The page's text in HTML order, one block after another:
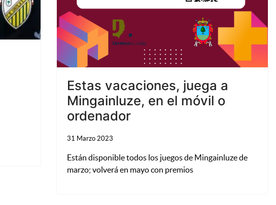
Estas vacaciones, juega a
Mingainluze, en el móvil o
ordenador
31 Marzo 2023
Están disponible todos los juegos de Mingainluze de
marzo; volverá en mayo con premios